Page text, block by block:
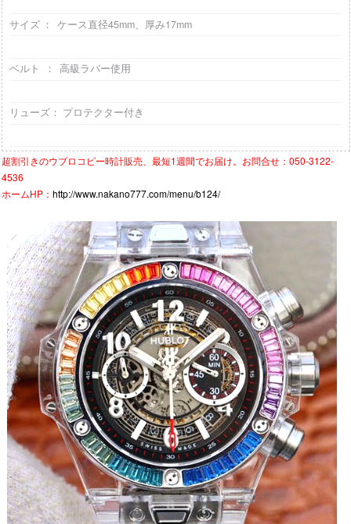
サイズ ： ケース直径45mm、厚み17mm
ベルト ： 高級ラバー使用
リューズ： プロテクター付き
超割引きのウブロコピー時計販売、最短1週間でお届け。お問合せ：050-3122-
4536
ホームHP： http://www.nakano777.com/menu/b124/